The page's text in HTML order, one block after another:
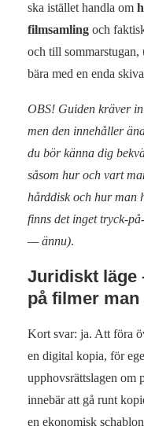
ska istället handla om
filmsamling och
och till sommarstugan,
bära med en enda
OBS! Guiden kräver
men den innehåller
du bör känna dig
såsom hur och vart
hårddisk och hur man
finns det inget tryck-
— ännu).
Juridiskt läge
på filmer man
Kort svar: ja. Att föra
en digital kopia, för
upphovsrättslagen om
innebär att gå runt
en ekonomisk